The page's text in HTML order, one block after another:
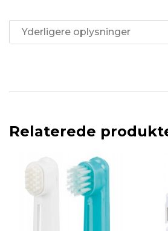
Yderligere oplysninger
Relaterede